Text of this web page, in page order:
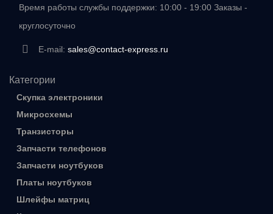
Время работы службы поддержки: 10:00 - 19:00 Заказы -
круглосуточно
E-mail: sales@contact-express.ru
Категории
Скупка электроники
Микросхемы
Транзисторы
Запчасти телефонов
Запчасти ноутбуков
Платы ноутбуков
Шлейфы матриц